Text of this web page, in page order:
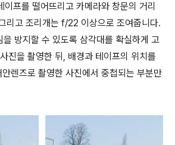
프를 떨어뜨리고 카메라와 창문의 거리
리고 조리개는 f/22 이상으로 조여줍니다.
방지할 수 있도록 삼각대를 확실하게 고
진을 촬영한 뒤, 배경과 테이프의 위치를
렌즈로 촬영한 사진에서 중첩되는 부분만